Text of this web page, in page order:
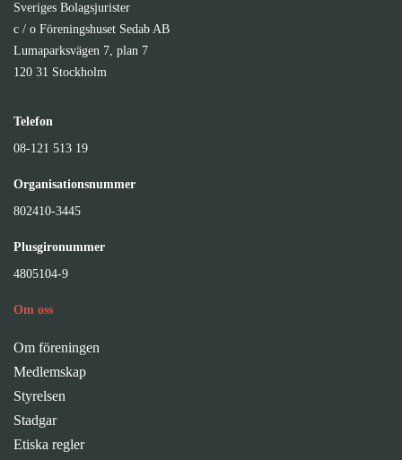
Sveriges Bolagsjurister
c / o Föreningshuset Sedab AB
Lumaparksvägen 7, plan 7
120 31 Stockholm
Telefon
08-121 513 19
Organisationsnummer
802410-3445
Plusgironummer
4805104-9
Om oss
Om föreningen
Medlemskap
Styrelsen
Stadgar
Etiska regler